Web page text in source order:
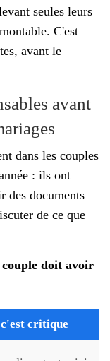
seules leurs
C'est
avant le
avant
dans les couples
: ils ont
des documents
de ce que
doit avoir
critique